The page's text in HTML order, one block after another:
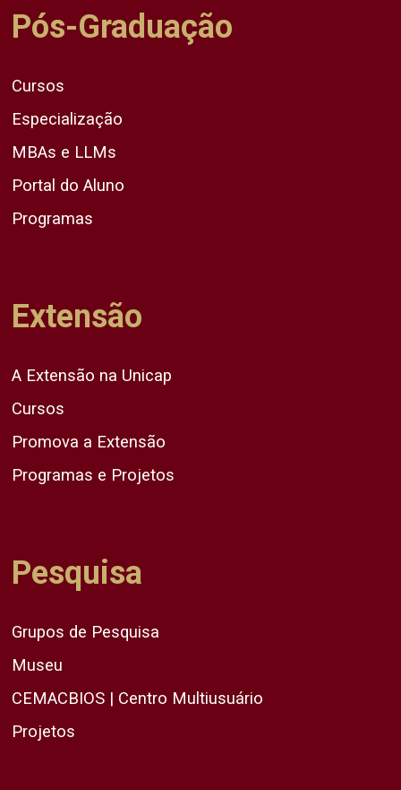
Pós-Graduação
Cursos
Especialização
MBAs e LLMs
Portal do Aluno
Programas
Extensão
A Extensão na Unicap
Cursos
Promova a Extensão
Programas e Projetos
Pesquisa
Grupos de Pesquisa
Museu
CEMACBIOS | Centro Multiusuário
Projetos